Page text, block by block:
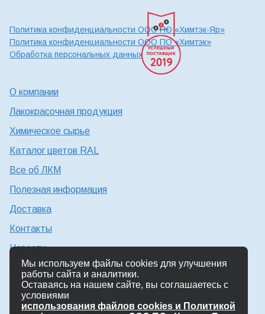
Политика конфиденциальности ООО ПО «Химтэк-Яр»
Политика конфиденциальности ООО ПО «Химтэк»
Обработка персональных данных
О компании
Лакокрасочная продукция
Химическое сырье
Каталог цветов RAL
Все об ЛКМ
Полезная информация
Доставка
Контакты
Новости
Консультация технолога
Работа в Химтэк
Мы используем файлы cookies для улучшения
работы сайта и аналитики.
Оставаясь на нашем сайте, вы соглашаетесь с
условиями
использования файлов cookies и Политикой